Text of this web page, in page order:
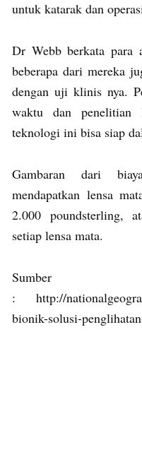
untuk katarak dan
Dr Webb berkata para
beberapa dari mereka
dengan uji klinis nya.
waktu dan penelitian
teknologi ini bisa siap
Gambaran dari
mendapatkan lensa
2.000 poundsterling,
setiap lensa mata.
Sumber
: http://
bionik-solusi-